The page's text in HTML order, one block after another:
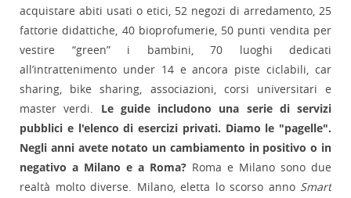
acquistare abiti usati o etici, 52 negozi di arredamento, 25
fattorie didattiche, 40 bioprofumerie, 50 punti vendita per
vestire “green” i bambini, 70 luoghi dedicati
all’intrattenimento under 14 e ancora piste ciclabili, car
sharing, bike sharing, associazioni, corsi universitari e
master verdi. Le guide includono una serie di servizi
pubblici e l'elenco di esercizi privati. Diamo le "pagelle".
Negli anni avete notato un cambiamento in positivo o in
negativo a Milano e a Roma? Roma e Milano sono due
realtà molto diverse. Milano, eletta lo scorso anno Smart